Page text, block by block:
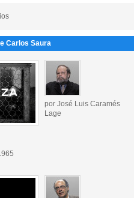
Carlos Saura
por José Luis Caramés
Lage